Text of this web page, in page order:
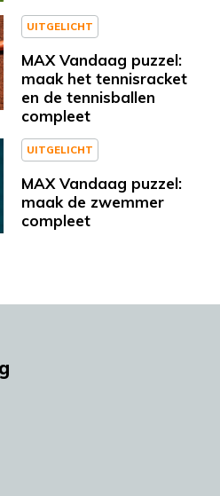
UITGELICHT
MAX Vandaag puzzel:
maak het tennisracket
en de tennisballen
compleet
UITGELICHT
MAX Vandaag puzzel:
maak de zwemmer
compleet